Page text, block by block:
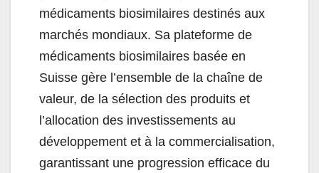
médicaments biosimilaires destinés aux
marchés mondiaux. Sa plateforme de
médicaments biosimilaires basée en
Suisse gère l’ensemble de la chaîne de
valeur, de la sélection des produits et
l’allocation des investissements au
développement et à la commercialisation,
garantissant une progression efficace du